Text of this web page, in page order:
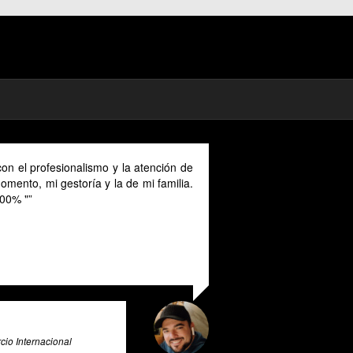
el profesionalismo y la atención de
mi gestoría y la de mi familia.
"
Internacional